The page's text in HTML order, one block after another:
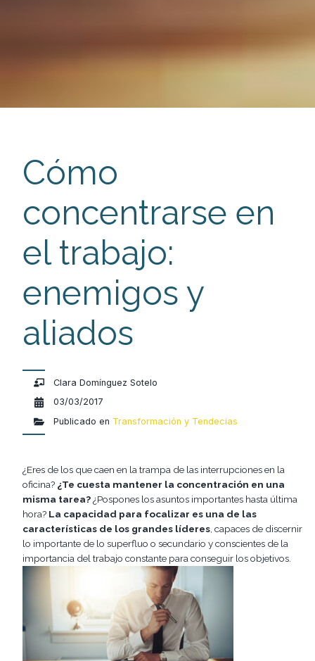
Cómo
concentrarse en
el trabajo:
enemigos y
aliados
Clara Domínguez Sotelo
03/03/2017
Publicado en Transformación y Tendecias
¿Eres de los que caen en la trampa de las interrupciones en la
oficina? ¿Te cuesta mantener la concentración en una
misma tarea?¿Pospones los asuntos importantes hasta última
hora? La capacidad para focalizar es una de las
características de los grandes líderes , capaces de discernir
lo importante de lo superfluo o secundario y conscientes de la
importancia del trabajo constante para conseguir los objetivos.